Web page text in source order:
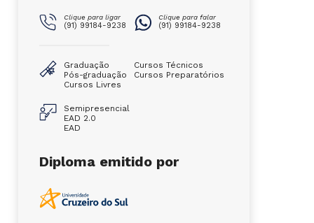
Clique para ligar
(91) 99184-9238
Clique para falar
(91) 99184-9238
Graduação
Pós-graduação
Cursos Livres
Cursos Técnicos
Cursos Preparatórios
Semipresencial
EAD 2.0
EAD
Diploma emitido por